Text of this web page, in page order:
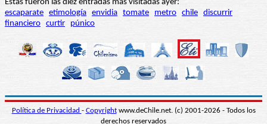
Estas fueron las diez entradas más visitadas ayer:
escaparate etimología envidia tomate metro chile discurrir
financiero curtir púnico
Política de Privacidad - Copyrightwww.deChile.net. (c) 2001-2026 - Todos los
derechos reservados